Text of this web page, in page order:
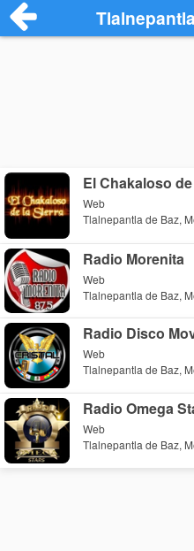
El Chakaloso
Web
Tlalnepantla de Baz,
Radio Morenita
Web
Tlalnepantla de Baz,
Radio Disco
Web
Tlalnepantla de Baz,
Radio Omega
Web
Tlalnepantla de Baz,